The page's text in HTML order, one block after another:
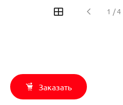
1 / 4
Заказать